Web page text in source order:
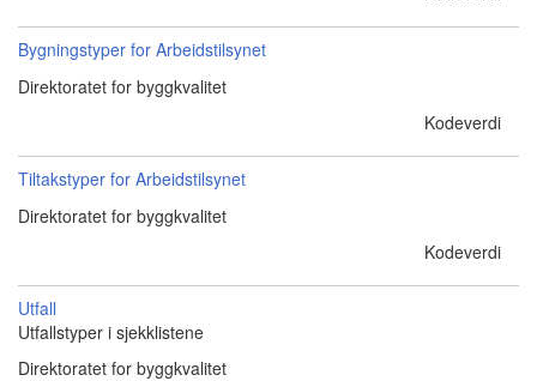
Bygningstyper for Arbeidstilsynet
Direktoratet for byggkvalitet
Kodeverdi
Tiltakstyper for Arbeidstilsynet
Direktoratet for byggkvalitet
Kodeverdi
Utfall
Utfallstyper i sjekklistene
Direktoratet for byggkvalitet